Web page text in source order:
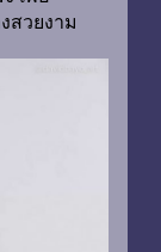
สวยงาม